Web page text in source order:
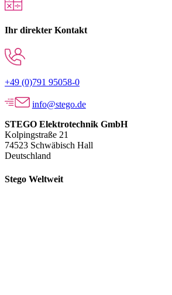
Ihr direkter Kontakt
+49 (0)791 95058-0
info@stego.de
STEGO Elektrotechnik GmbH
Kolpingstraße 21
74523 Schwäbisch Hall
Deutschland
Stego Weltweit